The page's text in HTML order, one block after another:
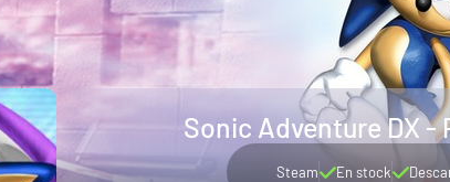
Sonic Adventure DX -
Steam En stock